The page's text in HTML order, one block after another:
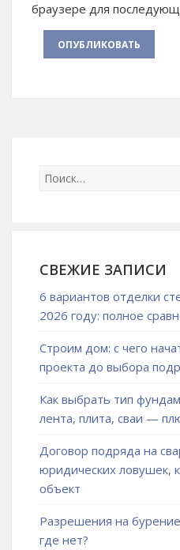
браузере для
СВЕЖИЕ ЗАПИСИ
6 вариантов отделки
2026 году: полное
Строим дом: с чего
проекта до выбора
Как выбрать тип
лента, плита, сваи —
Договор подряда на
юридических ловушек,
объект
Разрешения на
где нет?